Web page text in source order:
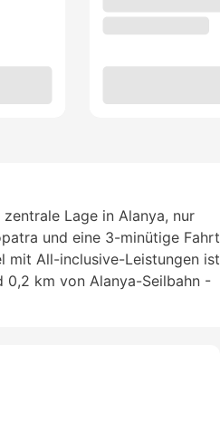
Lage in Alanya, nur
und eine 3-minütige Fahrt
mit All-inclusive-Leistungen ist
0,2 km von Alanya-Seilbahn -